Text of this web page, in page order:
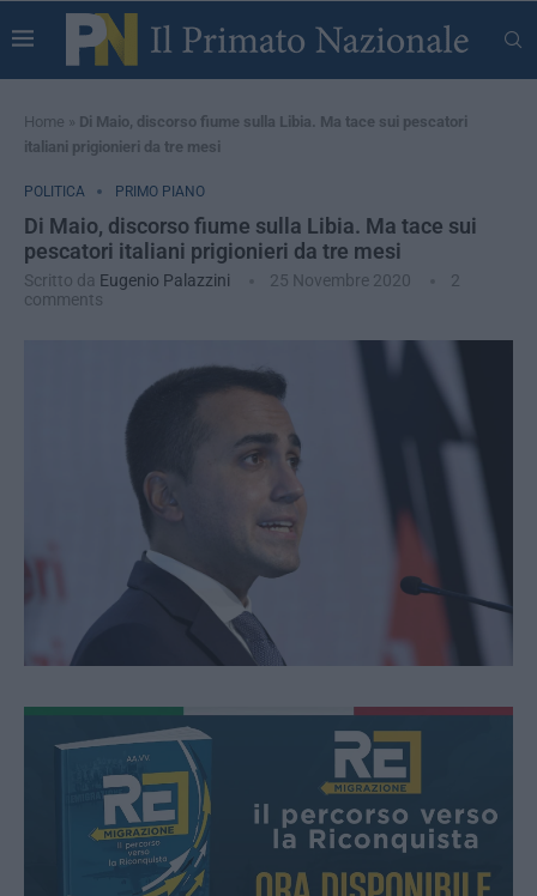
Home » Di Maio, discorso fiume sulla Libia. Ma tace sui pescatori
italiani prigionieri da tre mesi
POLITICA PRIMO PIANO
Di Maio, discorso fiume sulla Libia. Ma tace sui
pescatori italiani prigionieri da tre mesi
Scritto da Eugenio Palazzini 25 Novembre 2020
2
comments